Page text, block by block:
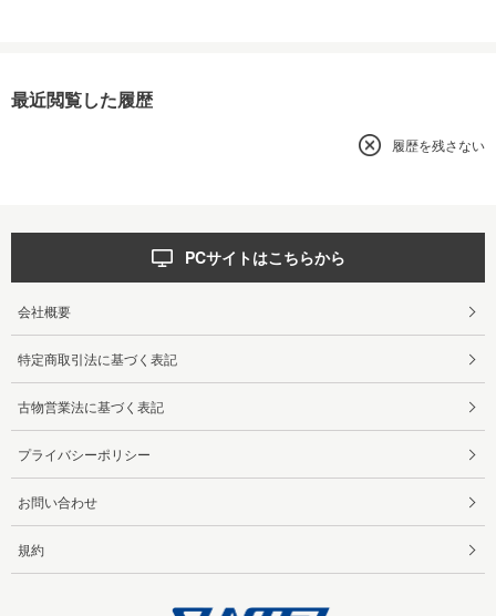
最近閲覧した履歴
履歴を残さない
PCサイトはこちらから
会社概要
特定商取引法に基づく表記
古物営業法に基づく表記
プライバシーポリシー
お問い合わせ
規約